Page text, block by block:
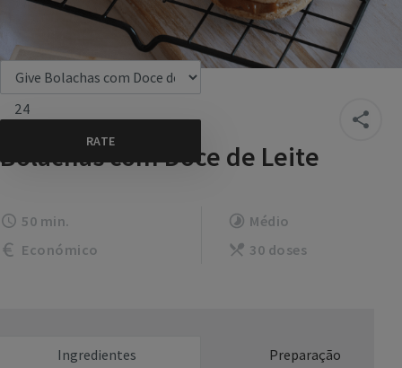
24
Bolachas com Doce de Leite
50 min.
Médio
Económico
30 doses
Ingredientes Preparação